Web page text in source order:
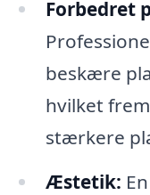
Forbedret
beskære
hvilket
stærkere
Æstetik: